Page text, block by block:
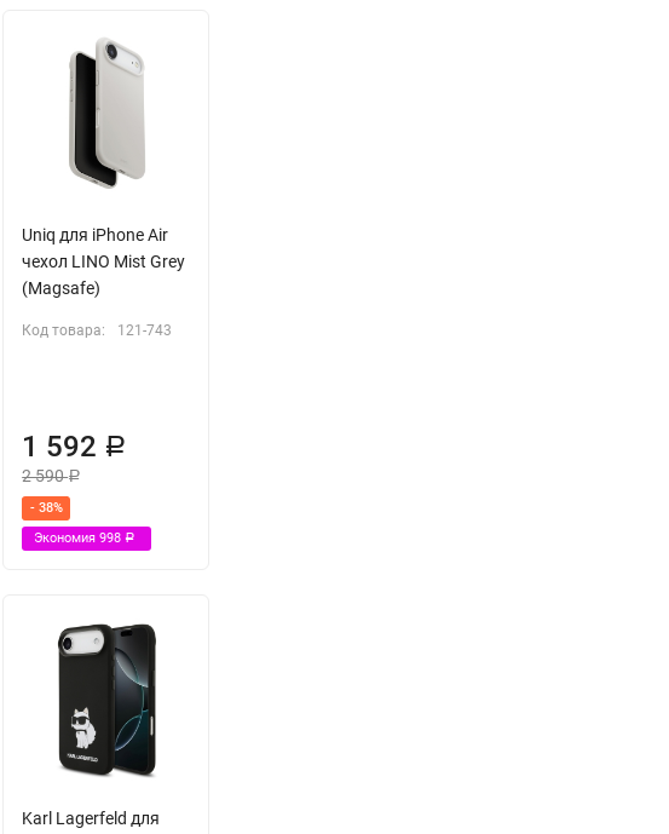
Uniq для iPhone Air
чехол LINO Mist Grey
(Magsafe)
Код товара: 121-743
1 592 Р
2 590Р
- 38%
Экономия998Р
Karl Lagerfeld для